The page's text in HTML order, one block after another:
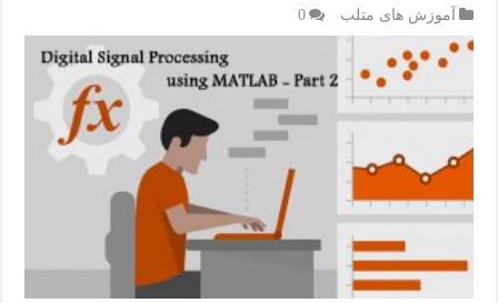
آموزش های متلب 0